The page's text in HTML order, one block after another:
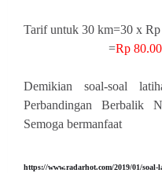
Tarif untuk 30 km=30 x
=Rp
Demikian soal-soal
Perbandingan Berbalik
Semoga bermanfaat
https://www.radarhot.com/2019/01/